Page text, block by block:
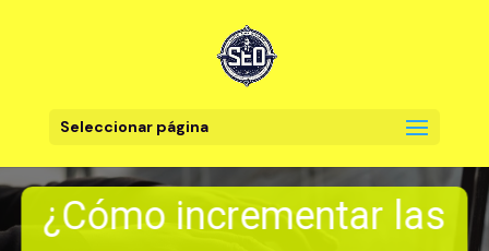
Seleccionar página
¿Cómo incrementar las